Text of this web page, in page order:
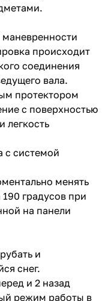
происходит
соединения
вала.
протектором
с поверхностью
легкость
с системой
менять
градусов при
на панели
и
снег.
и 2 назад
режим работы в